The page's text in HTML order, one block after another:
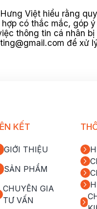
Việt hiểu rằng
có thắc mắc, góp
thông tin cá nhân
để xử
KẾT
GIỚI THIỆU
SẢN PHẨM
CHUYÊN GIA
TƯ VẤN